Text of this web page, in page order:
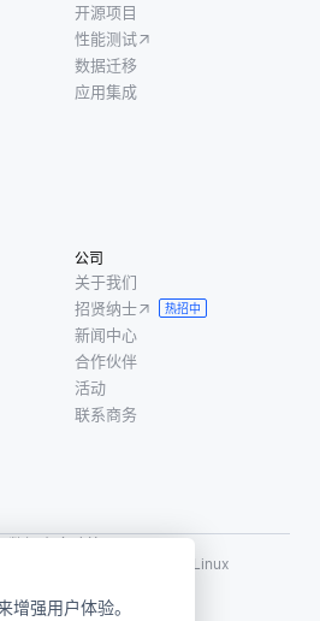
增强用户体验。
理时
开源项目
性能测试
数据迁移
应用集成
公司
关于我们
招贤纳士
热招中
新闻中心
合作伙伴
活动
联系商务
·数据安全政策
以及相关的开源项目名称为 Linux
科技有限公司保留所有权利